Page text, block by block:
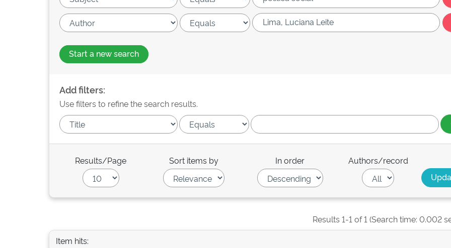
Start a new search
Add filters:
Use filters to refine the search results.
Results/Page Sort items by In order Authors/record
Results 1-1 of 1 (Search time: 0.002
Item hits: